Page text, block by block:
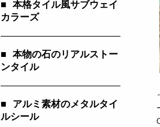
■
本格タイル風サブウェイ
カラーズ
■
本物の石のリアルストー
ンタイル
■
アルミ素材のメタルタイ
ルシール